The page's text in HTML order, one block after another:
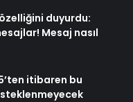
duyurdu:
Mesaj nasıl
itibaren bu